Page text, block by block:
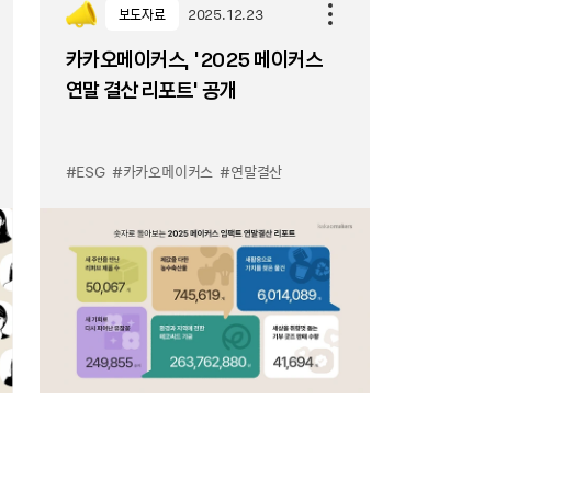
보도자료 2025.12.23
카카오메이커스, ‘2025 메이커스
연말 결산 리포트’ 공개
#ESG #카카오메이커스 #연말결산